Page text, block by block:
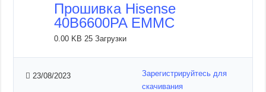
Прошивка Hisense
40B6600PA EMMC
0.00 KB25 Загрузки
23/08/2023
Зарегистрируйтесь для
скачивания